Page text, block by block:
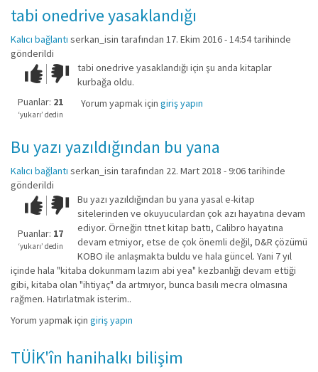
tabi onedrive yasaklandığı
Kalıcı bağlantı serkan_isin tarafından 17. Ekim 2016 - 14:54 tarihinde
gönderildi
Çok iyi!O
kadar
iyi
değil!
Puanlar: 21
‘yukarı’ dedin
tabi onedrive yasaklandığı için şu anda kitaplar
kurbağa oldu.
Yorum yapmak için giriş yapın
Bu yazı yazıldığından bu yana
Kalıcı bağlantı serkan_isin tarafından 22. Mart 2018 - 9:06 tarihinde
gönderildi
Çok iyi!O
kadar
iyi
değil!
Puanlar: 17
‘yukarı’ dedin
Bu yazı yazıldığından bu yana yasal e-kitap
sitelerinden ve okuyuculardan çok azı hayatına devam
ediyor. Örneğin ttnet kitap battı, Calibro hayatına
devam etmiyor, etse de çok önemli değil, D&R çözümü
KOBO ile anlaşmakta buldu ve hala güncel. Yani 7 yıl
içinde hala "kitaba dokunmam lazım abi yea" kezbanlığı devam ettiği
gibi, kitaba olan "ihtiyaç" da artmıyor, bunca basılı mecra olmasına
rağmen. Hatırlatmak isterim..
Yorum yapmak için giriş yapın
TÜİK'în hanihalkı bilişim